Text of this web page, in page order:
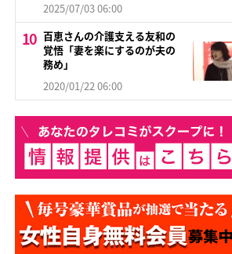
2025/07/03 06:00
百恵さんの介護支える友和の
覚悟「妻を楽にするのが夫の
務め」
2020/01/22 06:00